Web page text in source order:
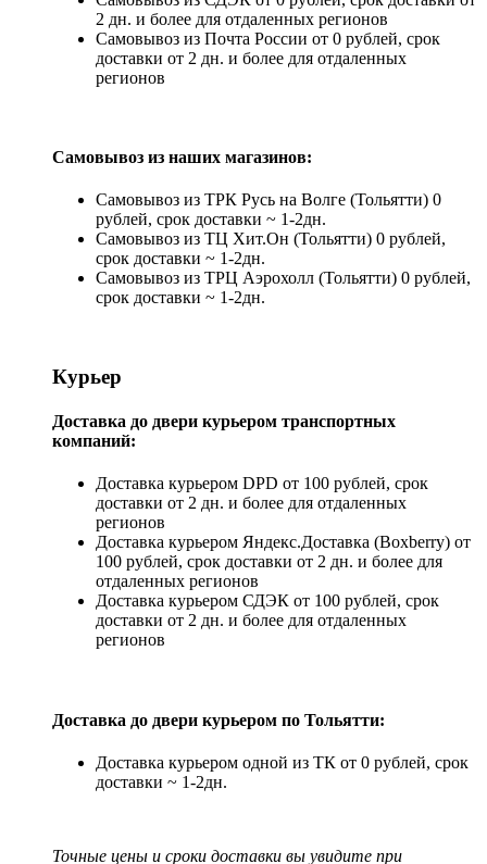
2 дн. и более для отдаленных регионов
Самовывоз из Почта России от 0 рублей, срок
доставки от 2 дн. и более для отдаленных
регионов
Самовывоз из наших магазинов:
Самовывоз из ТРК Русь на Волге (Тольятти) 0
рублей, срок доставки ~ 1-2дн.
Самовывоз из ТЦ Хит.Он (Тольятти) 0 рублей,
срок доставки ~ 1-2дн.
Самовывоз из ТРЦ Аэрохолл (Тольятти) 0 рублей,
срок доставки ~ 1-2дн.
Курьер
Доставка до двери курьером транспортных
компаний:
Доставка курьером DPD от 100 рублей, срок
доставки от 2 дн. и более для отдаленных
регионов
Доставка курьером Яндекс.Доставка (Boxberry) от
100 рублей, срок доставки от 2 дн. и более для
отдаленных регионов
Доставка курьером СДЭК от 100 рублей, срок
доставки от 2 дн. и более для отдаленных
регионов
Доставка до двери курьером по Тольятти:
Доставка курьером одной из ТК от 0 рублей, срок
доставки ~ 1-2дн.
Точные цены и сроки доставки вы увидите при